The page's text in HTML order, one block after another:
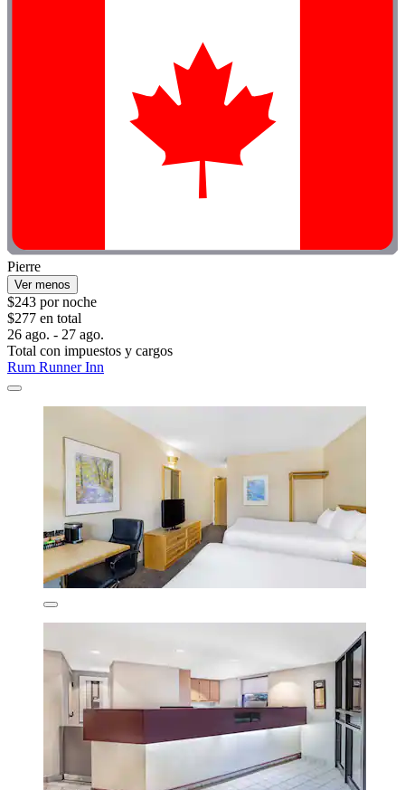
Pierre
Ver menos
$243 por noche
$277 en total
26 ago. - 27 ago.
Total con impuestos y cargos
Rum Runner Inn